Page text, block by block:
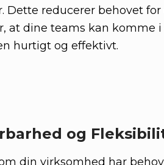
Dette reducerer behovet
at dine teams kan komme
hurtigt og effektivt.
og
din virksomhed har